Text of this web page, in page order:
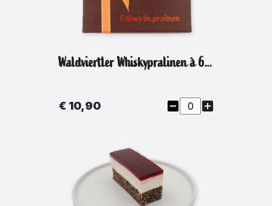
Waldviertler Whiskypralinen à 6 Stück
€ 10,90